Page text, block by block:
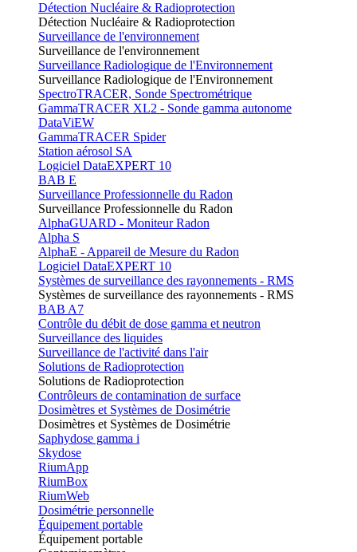
Détection Nucléaire & Radioprotection
Détection Nucléaire & Radioprotection
Surveillance de l'environnement
Surveillance de l'environnement
Surveillance Radiologique de l'Environnement
Surveillance Radiologique de l'Environnement
SpectroTRACER, Sonde Spectrométrique
GammaTRACER XL2 - Sonde gamma autonome
DataViEW
GammaTRACER Spider
Station aérosol SA
Logiciel DataEXPERT 10
BAB E
Surveillance Professionnelle du Radon
Surveillance Professionnelle du Radon
AlphaGUARD - Moniteur Radon
Alpha S
AlphaE - Appareil de Mesure du Radon
Logiciel DataEXPERT 10
Systèmes de surveillance des rayonnements - RMS
Systèmes de surveillance des rayonnements - RMS
BAB A7
Contrôle du débit de dose gamma et neutron
Surveillance des liquides
Surveillance de l'activité dans l'air
Solutions de Radioprotection
Solutions de Radioprotection
Contrôleurs de contamination de surface
Dosimètres et Systèmes de Dosimétrie
Dosimètres et Systèmes de Dosimétrie
Saphydose gamma i
Skydose
RiumApp
RiumBox
RiumWeb
Dosimétrie personnelle
Équipement portable
Équipement portable